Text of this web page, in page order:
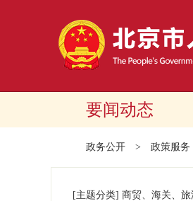
要闻动态
政务公开 > 政策服务
[主题分类] 商贸、海关、